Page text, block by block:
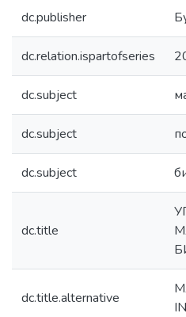
dc.publisher
dc.relation.ispartofseries
dc.subject
dc.subject
dc.subject
dc.title
dc.title.alternative